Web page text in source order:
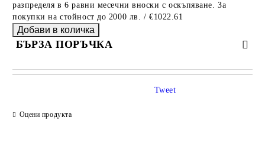
разпределя в 6 равни месечни вноски с оскъпяване. За
покупки на стойност до 2000 лв. / €1022.61
БЪРЗА ПОРЪЧКА
САМО ПОПЪЛНЕТЕ 4 ПОЛЕТА
Оцени продукта
Tweet